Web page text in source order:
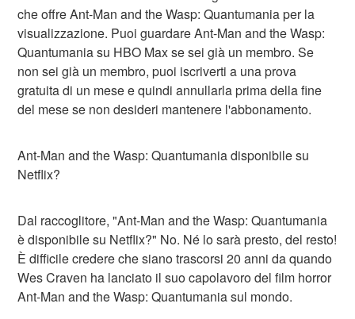
che offre Ant-Man and the Wasp: Quantumania per la
visualizzazione. Puoi guardare Ant-Man and the Wasp:
Quantumania su HBO Max se sei già un membro. Se
non sei già un membro, puoi iscriverti a una prova
gratuita di un mese e quindi annullarla prima della fine
del mese se non desideri mantenere l'abbonamento.
Ant-Man and the Wasp: Quantumania disponibile su
Netflix?
Dal raccoglitore, "Ant-Man and the Wasp: Quantumania
è disponibile su Netflix?" No. Né lo sarà presto, del resto!
È difficile credere che siano trascorsi 20 anni da quando
Wes Craven ha lanciato il suo capolavoro del film horror
Ant-Man and the Wasp: Quantumania sul mondo.